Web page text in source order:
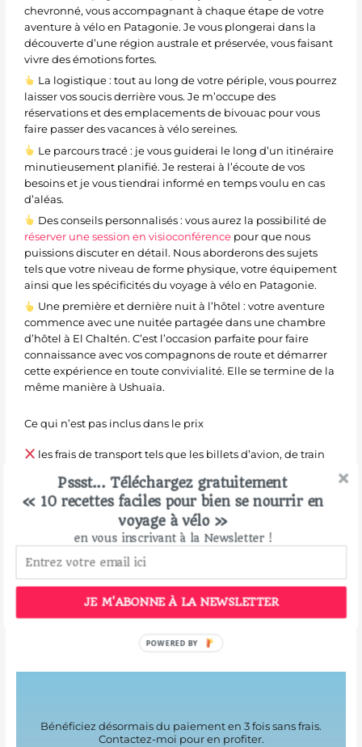
chevronné, vous accompagnant à chaque étape de votre
aventure à vélo en Patagonie. Je vous plongerai dans la
découverte d’une région australe et préservée, vous faisant
vivre des émotions fortes.
La logistique : tout au long de votre périple, vous pourrez
laisser vos soucis derrière vous. Je m’occupe des
réservations et des emplacements de bivouac pour vous
faire passer des vacances à vélo sereines.
Le parcours tracé : je vous guiderai le long d’un itinéraire
minutieusement planifié. Je resterai à l’écoute de vos
besoins et je vous tiendrai informé en temps voulu en cas
d’aléas.
Des conseils personnalisés : vous aurez la possibilité de
réserver une session en visioconférencepour que nous
puissions discuter en détail. Nous aborderons des sujets
tels que votre niveau de forme physique, votre équipement
ainsi que les spécificités du voyage à vélo en Patagonie.
Une première et dernière nuit à l’hôtel : votre aventure
commence avec une nuitée partagée dans une chambre
d’hôtel à El Chaltén. C’est l’occasion parfaite pour faire
connaissance avec vos compagnons de route et démarrer
cette expérience en toute convivialité. Elle se termine de la
même manière à Ushuaïa.
Ce qui n’est pas inclus dans le prix
les frais de transport tels que les billets d’avion, de train
d’avion.) ;
les frais de logements (à savoir que les nuits en bivouac
les repas et les boissons ;
les frais d’accès aux sites touristiques ;
les dépenses personnelles ;
la location d’un vélo si nécessaire.
Bénéficiez désormais du paiement en 3 fois sans frais.
Contactez-moi pour en profiter.
Pssst... Téléchargez gratuitement
« 10 recettes faciles pour bien se nourrir en
voyage à vélo »
en vous inscrivant à la Newsletter !
JE M'ABONNE À LA NEWSLETTER
POWERED BY